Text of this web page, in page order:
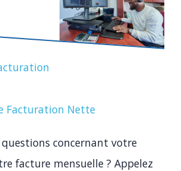
Facturation Nette
questions concernant votre
facture mensuelle ? Appelez